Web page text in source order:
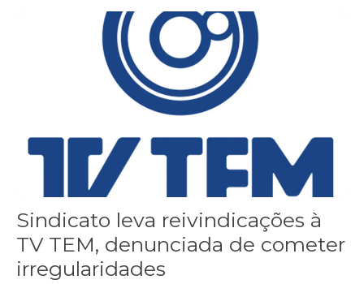
Sindicato leva reivindicações à TV TEM, denunciada de cometer
Sindicato leva reivindicações à
TV TEM, denunciada de cometer
irregularidades